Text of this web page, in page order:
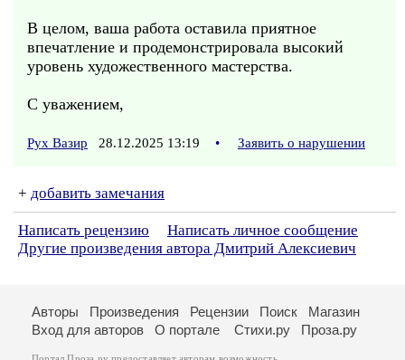
В целом, ваша работа оставила приятное
впечатление и продемонстрировала высокий
уровень художественного мастерства.
С уважением,
Рух Вазир 28.12.2025 13:19 • Заявить о нарушении
+ добавить замечания
Написать рецензию
Написать личное сообщение
Другие произведения автора Дмитрий Алексиевич
Авторы Произведения Рецензии Поиск
Магазин
Вход для авторов
О портале Стихи.ру Проза.ру